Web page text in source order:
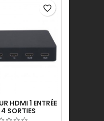
HDMI 1 ENTRÉE
SORTIES
favorite_border